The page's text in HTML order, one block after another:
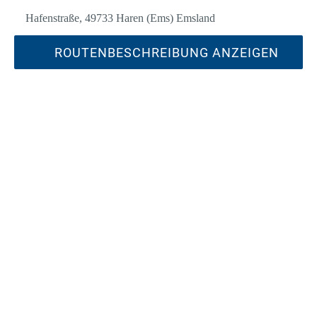
Hafenstraße, 49733 Haren (Ems) Emsland
ROUTENBESCHREIBUNG ANZEIGEN